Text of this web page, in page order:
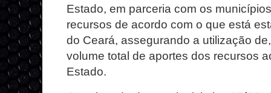
Estado, em parceria com os
recursos de acordo com o que está
do Ceará, assegurando a utilização
volume total de aportes dos recursos
Estado.